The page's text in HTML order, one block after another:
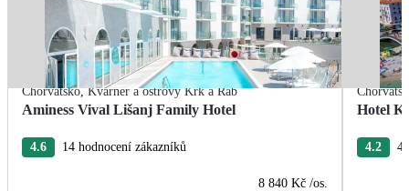
Chorvatsko,Kvarner a ostrovy Krk a Rab
Aminess Vival Lišanj Family Hotel
4.6 14 hodnocení zákazníků
8 840 Kč /os.
Hotel
4.2 4